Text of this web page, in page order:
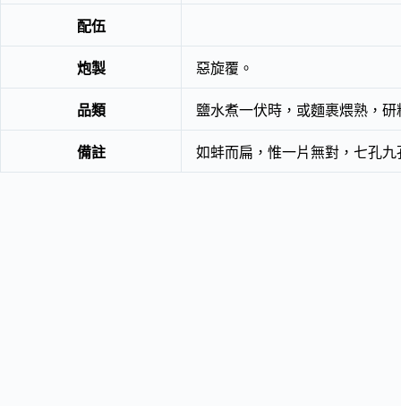
配伍
炮製 惡旋覆。
品類 鹽水煮一伏時，或麵裹煨熟，
備註 如蚌而扁，惟一片無對，七孔